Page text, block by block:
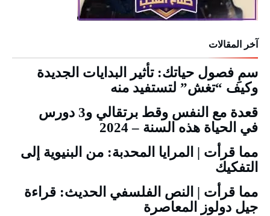
آخر المقالات
سمِ فصول حياتك: تأثير البدايات الجديدة
وكيف “تغش” لتستفيد منه
قعدة مع النفس وقط برتقالي و3 دورس
في الحياة هذه السنة – 2024
مما قرأت | المرايا المحدبة: من البنيوية إلى
التفكيك
مما قرأت | النص الفلسفي الحديث: قراءة
جيل دولوز المعاصرة